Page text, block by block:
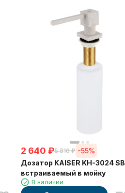
2 640 ₽5 810 ₽ -55%
Дозатор KAISER KH-3024 SB
встраиваемый в мойку
В наличии